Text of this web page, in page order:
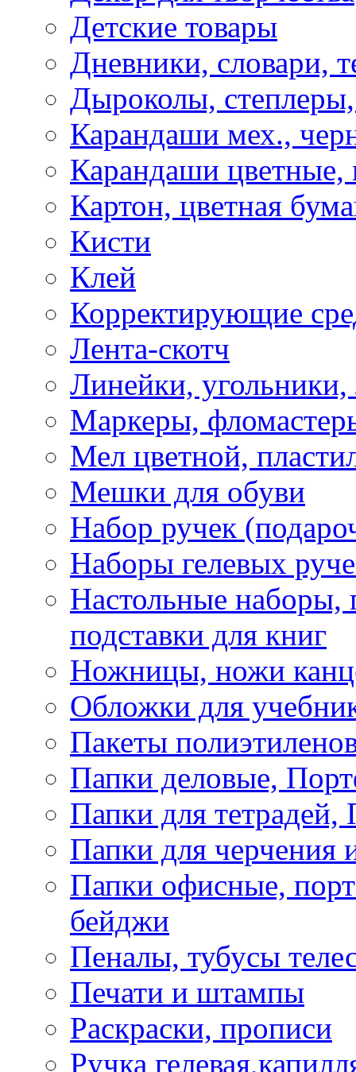
Детские товары
Дневники, словари,
Дыроколы,
Карандаши мех.,
Карандаши цветные,
Картон, цветная
Кисти
Клей
Корректирующие
Лента-скотч
Линейки, угольники,
Маркеры,
Мел цветной,
Мешки для обуви
Набор ручек
Наборы гелевых
Настольные наборы,
подставки для книг
Ножницы, ножи
Обложки для
Пакеты
Папки деловые,
Папки для тетрадей,
Папки для черчения
Папки офисные,
бейджи
Пеналы, тубусы
Печати и штампы
Раскраски, прописи
Ручка